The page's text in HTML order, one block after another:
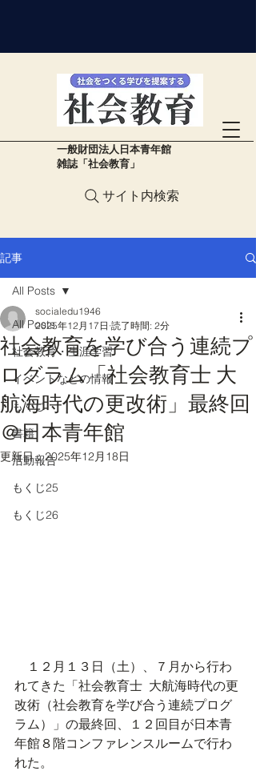
​一般財団法人日本青年館
雑誌「社会教育」
サイト内検索
記事
All Posts
社会教育・生涯学習
イベントなどの情報
もくじ
書籍
活動報告
もくじ25
もくじ26
All Posts
社会教育を学び合う連続プ
ログラム「社会教育士 大
航海時代の更改術」最終回
＠日本青年館
socialedu1946
2025年12月17日 読了時間: 2分
更新日：2025年12月18日
１２月１３日（土）、７月から行わ
れてきた「社会教育士  大航海時代の更
改術（社会教育を学び合う連続プログ
ラム）」の最終回、１２回目が日本青
年館８階コンファレンスルームで行わ
れた。